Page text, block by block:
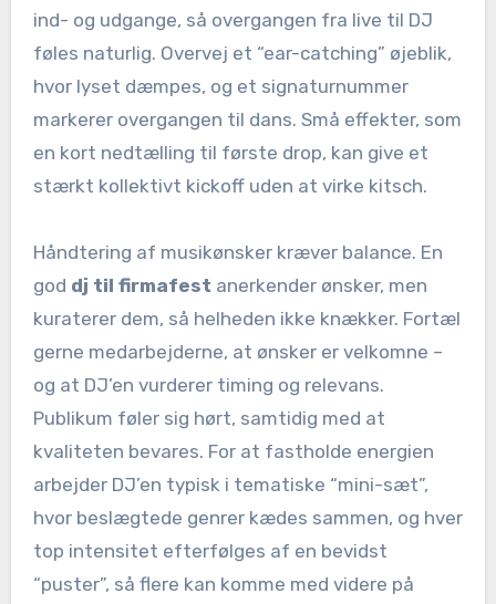
ind- og udgange, så overgangen fra live til DJ
føles naturlig. Overvej et “ear-catching” øjeblik,
hvor lyset dæmpes, og et signaturnummer
markerer overgangen til dans. Små effekter, som
en kort nedtælling til første drop, kan give et
stærkt kollektivt kickoff uden at virke kitsch.
Håndtering af musikønsker kræver balance. En
god dj til firmafest anerkender ønsker, men
kuraterer dem, så helheden ikke knækker. Fortæl
gerne medarbejderne, at ønsker er velkomne –
og at DJ’en vurderer timing og relevans.
Publikum føler sig hørt, samtidig med at
kvaliteten bevares. For at fastholde energien
arbejder DJ’en typisk i tematiske “mini-sæt”,
hvor beslægtede genrer kædes sammen, og hver
top intensitet efterfølges af en bevidst
“puster”, så flere kan komme med videre på